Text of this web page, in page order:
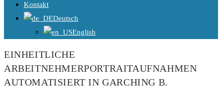
Kontakt
Deutsch
English
EINHEITLICHE
ARBEITNEHMERPORTRAITAUFNAHMEN
AUTOMATISIERT IN GARCHING B.